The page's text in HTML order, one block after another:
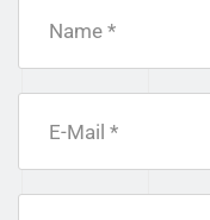
Name *
E-Mail *